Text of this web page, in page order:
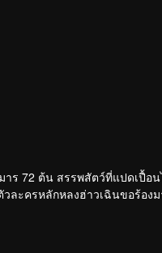
ร 72 ต้น สรรพสัตว์ที่แปดเปื้อ
ละครหลักหลงฮ่าวเฉินขอร้อง
เขาต้องเผชิญกับเรื่องอัศจรร